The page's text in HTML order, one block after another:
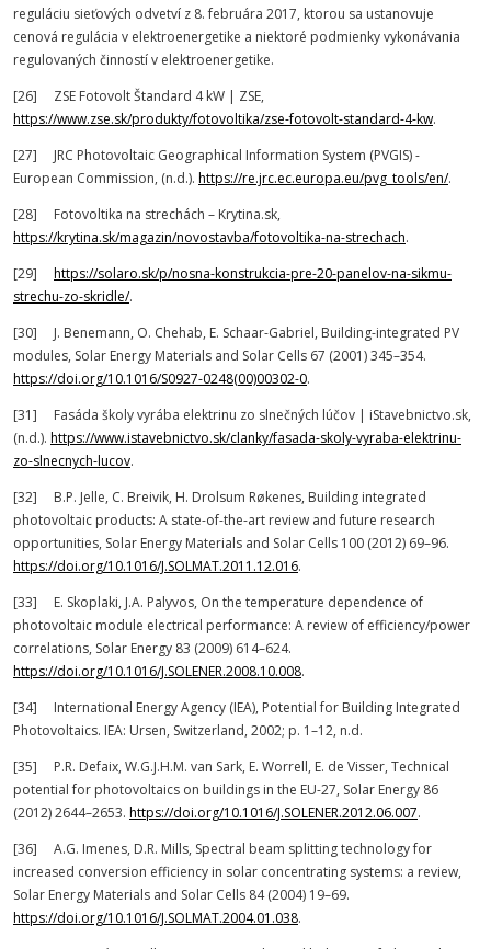
reguláciu sieťových odvetví z 8. februára 2017, ktorou sa ustanovuje
cenová regulácia v elektroenergetike a niektoré podmienky vykonávania
regulovaných činností v elektroenergetike.
[26] ZSE Fotovolt Štandard 4 kW | ZSE,
https://www.zse.sk/produkty/fotovoltika/zse-fotovolt-standard-4-kw.
[27] JRC Photovoltaic Geographical Information System (PVGIS) -
European Commission, (n.d.). https://re.jrc.ec.europa.eu/pvg_tools/en/.
[28] Fotovoltika na strechách – Krytina.sk,
https://krytina.sk/magazin/novostavba/fotovoltika-na-strechach.
[29] https://solaro.sk/p/nosna-konstrukcia-pre-20-panelov-na-sikmu-
strechu-zo-skridle/.
[30] J. Benemann, O. Chehab, E. Schaar-Gabriel, Building-integrated PV
modules, Solar Energy Materials and Solar Cells 67 (2001) 345–354.
https://doi.org/10.1016/S0927-0248(00)00302-0.
[31] Fasáda školy vyrába elektrinu zo slnečných lúčov | iStavebnictvo.sk,
(n.d.). https://www.istavebnictvo.sk/clanky/fasada-skoly-vyraba-elektrinu-
zo-slnecnych-lucov.
[32] B.P. Jelle, C. Breivik, H. Drolsum Røkenes, Building integrated
photovoltaic products: A state-of-the-art review and future research
opportunities, Solar Energy Materials and Solar Cells 100 (2012) 69–96.
https://doi.org/10.1016/J.SOLMAT.2011.12.016.
[33] E. Skoplaki, J.A. Palyvos, On the temperature dependence of
photovoltaic module electrical performance: A review of efficiency/power
correlations, Solar Energy 83 (2009) 614–624.
https://doi.org/10.1016/J.SOLENER.2008.10.008.
[34] International Energy Agency (IEA), Potential for Building Integrated
Photovoltaics. IEA: Ursen, Switzerland, 2002; p. 1–12, n.d.
[35] P.R. Defaix, W.G.J.H.M. van Sark, E. Worrell, E. de Visser, Technical
potential for photovoltaics on buildings in the EU-27, Solar Energy 86
(2012) 2644–2653. https://doi.org/10.1016/J.SOLENER.2012.06.007.
[36] A.G. Imenes, D.R. Mills, Spectral beam splitting technology for
increased conversion efficiency in solar concentrating systems: a review,
Solar Energy Materials and Solar Cells 84 (2004) 19–69.
https://doi.org/10.1016/J.SOLMAT.2004.01.038.